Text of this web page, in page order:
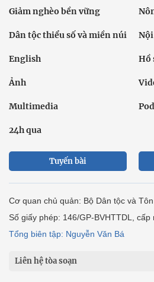
Giảm nghèo bền vững
Dân tộc thiểu số và miền núi
English Hồ
Ảnh
Multimedia
24h qua
Tuyến bài
Cơ quan chủ quản: Bộ Dân tộc và
Số giấy phép: 146/GP-BVHTTDL,
Tổng biên tập: Nguyễn Văn Bá
Liên hệ tòa soạn